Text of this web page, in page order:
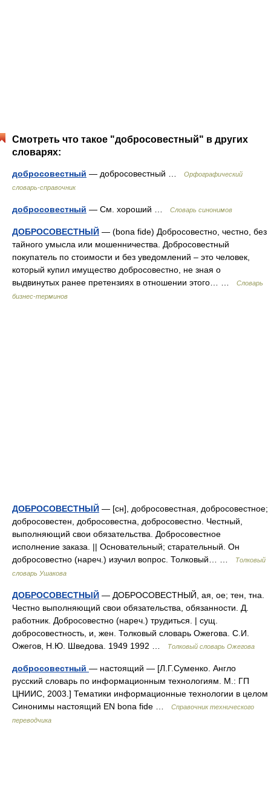
Смотреть что такое "добросовестный" в других
словарях:
добросовестный — добросовестный …
Орфографический
словарь-справочник
добросовестный — См. хороший … Словарь синонимов
ДОБРОСОВЕСТНЫЙ — (bona fide) Добросовестно, честно, без
тайного умысла или мошенничества. Добросовестный
покупатель по стоимости и без уведомлений – это человек,
который купил имущество добросовестно, не зная о
выдвинутых ранее претензиях в отношении этого… …
Словарь
бизнес-терминов
ДОБРОСОВЕСТНЫЙ — [сн], добросовестная, добросовестное;
добросовестен, добросовестна, добросовестно. Честный,
выполняющий свои обязательства. Добросовестное
исполнение заказа. || Основательный; старательный. Он
добросовестно (нареч.) изучил вопрос. Толковый… …
Толковый
словарь Ушакова
ДОБРОСОВЕСТНЫЙ — ДОБРОСОВЕСТНЫЙ, ая, ое; тен, тна.
Честно выполняющий свои обязательства, обязанности. Д.
работник. Добросовестно (нареч.) трудиться. | сущ.
добросовестность, и, жен. Толковый словарь Ожегова. С.И.
Ожегов, Н.Ю. Шведова. 1949 1992 …
Толковый словарь Ожегова
добросовестный — настоящий — [Л.Г.Суменко. Англо
русский словарь по информационным технологиям. М.: ГП
ЦНИИС, 2003.] Тематики информационные технологии в целом
Синонимы настоящий EN bona fide …
Справочник технического
переводчика